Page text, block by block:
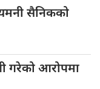
सैनिकको
गरेको आरोपमा